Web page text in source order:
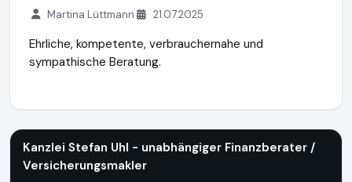
Martina Lüttmann 21.07.2025
Ehrliche, kompetente, verbrauchernahe und
sympathische Beratung.
Kanzlei Stefan Uhl - unabhängiger Finanzberater /
Versicherungsmakler